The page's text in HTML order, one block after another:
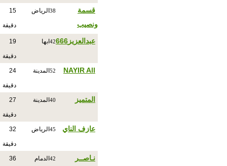
قسمة
ونصيب
38 الرياض 15
دقيقة
عبدالعزيز666 42 ابها 19
دقيقة
NAYIR All
52 المدينة 24
دقيقة
المتميز 40 المدينة 27
دقيقة
عازف الناي 45 الرياض 32
دقيقة
نـاصــر 42 الدمام 36